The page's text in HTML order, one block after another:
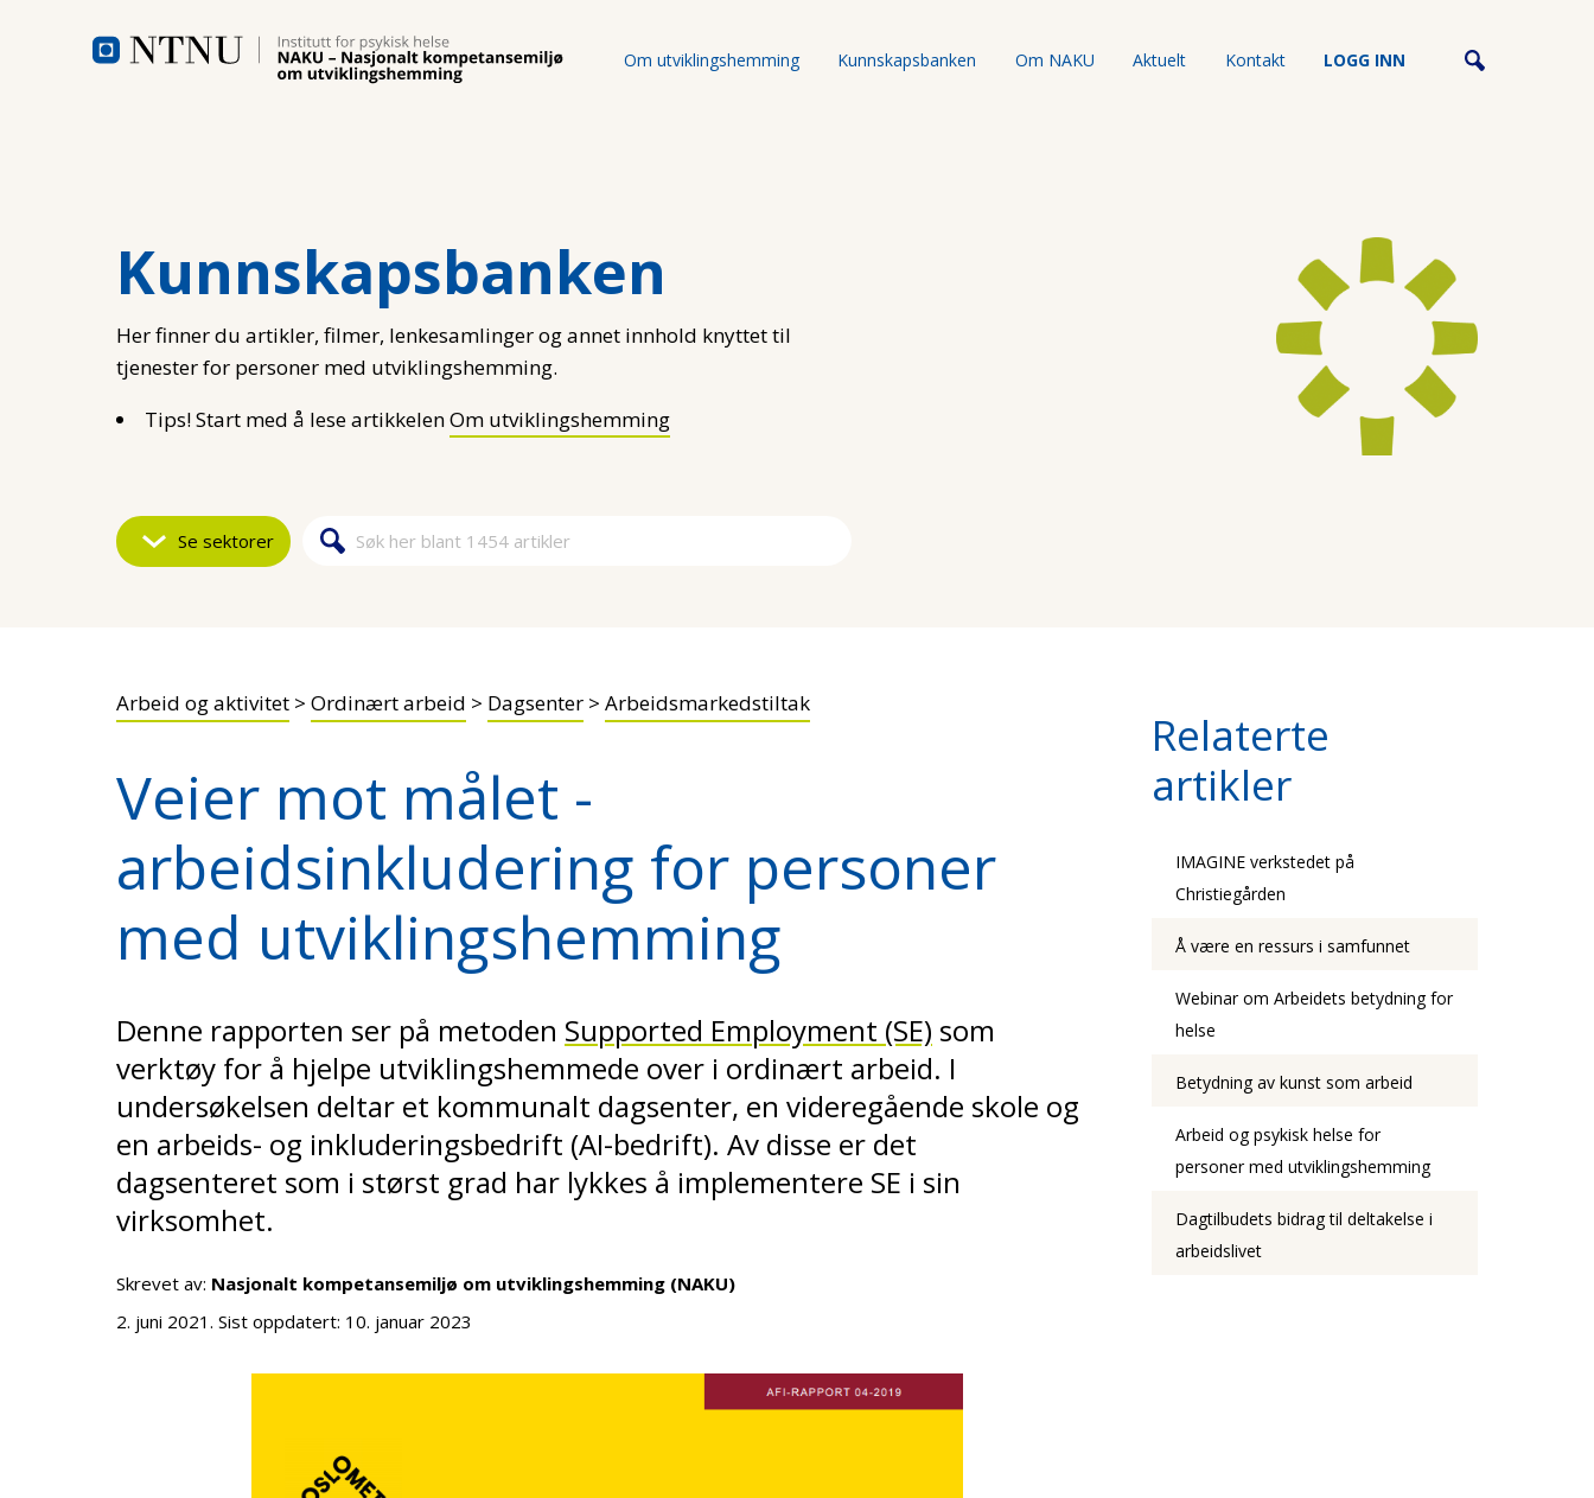
Om utviklingshemming Kunnskapsbanken Om NAKU Aktuelt Kontakt LOGG INN
Kunnskapsbanken
Her finner du artikler, filmer, lenkesamlinger og annet innhold knyttet til
tjenester for personer med utviklingshemming.
Tips! Start med å lese artikkelenOm utviklingshemming
Se sektorer Søkeskjema
Søk
Arbeid og aktivitet > Ordinært arbeid > Dagsenter > Arbeidsmarkedstiltak
Veier mot målet -
arbeidsinkludering for personer
med utviklingshemming
Denne rapporten ser på metoden Supported Employment (SE) som
verktøy for å hjelpe utviklingshemmede over i ordinært arbeid. I
undersøkelsen deltar et kommunalt dagsenter, en videregående skole og
en arbeids- og inkluderingsbedrift (AI-bedrift). Av disse er det
dagsenteret som i størst grad har lykkes å implementere SE i sin
virksomhet.
Skrevet av: Nasjonalt kompetansemiljø om utviklingshemming (NAKU)
2. juni 2021 . Sist oppdatert: 10. januar 2023
Relaterte
artikler
IMAGINE verkstedet på
Christiegården
Å være en ressurs i samfunnet
Webinar om Arbeidets betydning for
helse
Betydning av kunst som arbeid
Arbeid og psykisk helse for
personer med utviklingshemming
Dagtilbudets bidrag til deltakelse i
arbeidslivet